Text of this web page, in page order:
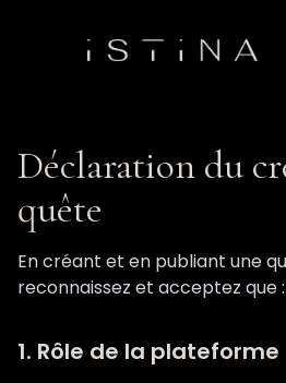
Déclaration du
quête
En créant et en publiant une
reconnaissez et acceptez que :
1. Rôle de la plateforme